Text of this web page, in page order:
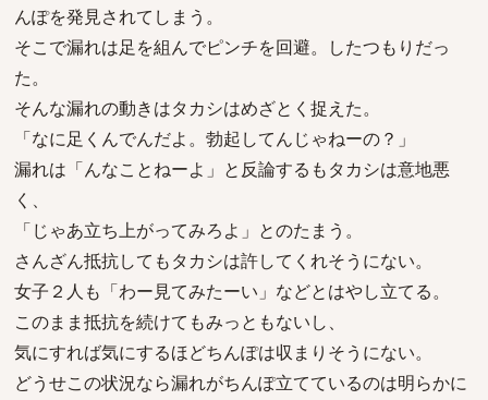
んぽを発見されてしまう。
そこで漏れは足を組んでピンチを回避。したつもりだっ
た。
そんな漏れの動きはタカシはめざとく捉えた。
「なに足くんでんだよ。勃起してんじゃねーの？」
漏れは「んなことねーよ」と反論するもタカシは意地悪
く、
「じゃあ立ち上がってみろよ」とのたまう。
さんざん抵抗してもタカシは許してくれそうにない。
女子２人も「わー見てみたーい」などとはやし立てる。
このまま抵抗を続けてもみっともないし、
気にすれば気にするほどちんぽは収まりそうにない。
どうせこの状況なら漏れがちんぽ立てているのは明らかに